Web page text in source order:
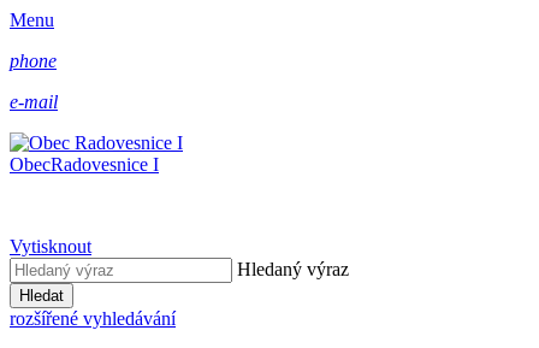
Menu
phone
e-mail
ObecRadovesnice I
Vytisknout
Hledaný výraz
Hledat
rozšířené vyhledávání